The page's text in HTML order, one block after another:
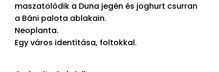
maszatolódik a Duna jegén és joghurt csurran
a Báni palota ablakain.
Neoplanta.
Egy város identitása, foltokkal.